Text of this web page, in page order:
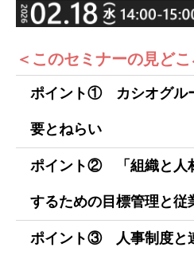
＜このセミナーの見どこ
ポイント① カシオグル
要とねらい
ポイント② 「組織と人
するための目標管理と従
ポイント③ 人事制度と